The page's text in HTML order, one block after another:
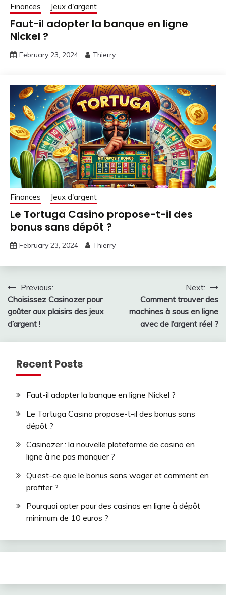
Finances Jeux d'argent
Faut-il adopter la banque en ligne
Nickel ?
February 23, 2024 Thierry
Finances Jeux d'argent
Le Tortuga Casino propose-t-il des
bonus sans dépôt ?
February 23, 2024 Thierry
Post
navigation
Previous:
Choisissez Casinozer pour
goûter aux plaisirs des jeux
d’argent !
Next:
Comment trouver des
machines à sous en ligne
avec de l’argent réel ?
Recent Posts
Faut-il adopter la banque en ligne Nickel ?
Le Tortuga Casino propose-t-il des bonus sans
dépôt ?
Casinozer : la nouvelle plateforme de casino en
ligne à ne pas manquer ?
Qu’est-ce que le bonus sans wager et comment en
profiter ?
Pourquoi opter pour des casinos en ligne à dépôt
minimum de 10 euros ?